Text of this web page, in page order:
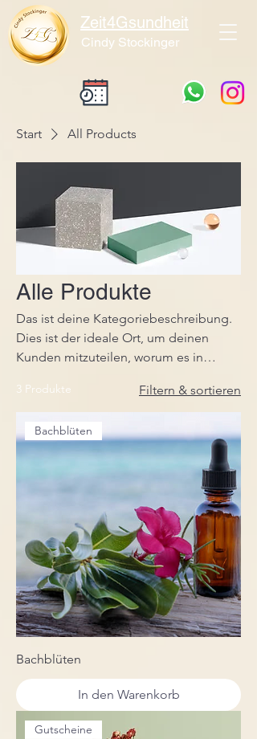
Zeit4Gsundheit
Cindy Stockinger
Start All Products
Alle Produkte
Das ist deine Kategoriebeschreibung.
Dies ist der ideale Ort, um deinen
Kunden mitzuteilen, worum es in
Produkte näher zu beschreiben.
3 Produkte Filtern & sortieren
Bachblüten
Bachblüten
In den Warenkorb
Gutscheine